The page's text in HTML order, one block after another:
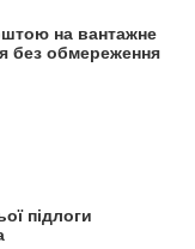
на вантажне
без обмереження
підлоги